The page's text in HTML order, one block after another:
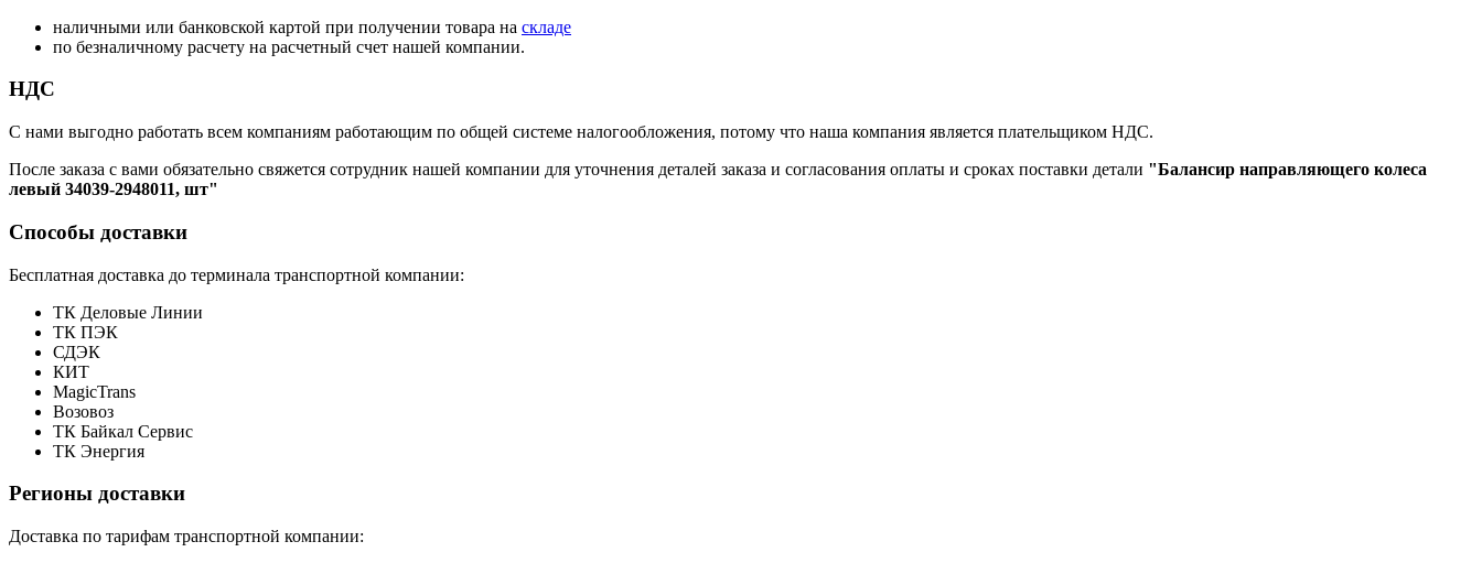
наличными или банковской картой при получении товара на складе
по безналичному расчету на расчетный счет нашей компании.
НДС
С нами выгодно работать всем компаниям работающим по общей системе налогообложения, потому что наша компания является плательщиком НДС.
После заказа с вами обязательно свяжется сотрудник нашей компании для уточнения деталей заказа и согласования оплаты и сроках поставки детали "Балансир направляющего колеса
левый 34039-2948011, шт"
Способы доставки
Бесплатная доставка до терминала транспортной компании:
ТК Деловые Линии
ТК ПЭК
СДЭК
КИТ
MagicTrans
Возовоз
ТК Байкал Сервис
ТК Энергия
Регионы доставки
Доставка по тарифам транспортной компании: